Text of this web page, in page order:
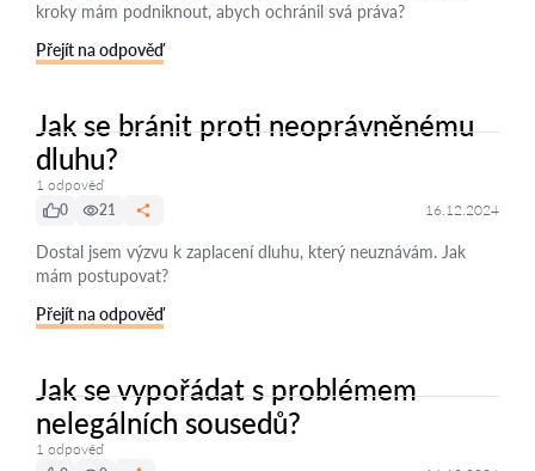
kroky mám podniknout, abych ochránil svá práva?
Přejít na odpověď
Jak se bránit proti neoprávněnému
dluhu?
1 odpověď
0
21 16.12.2024
Dostal jsem výzvu k zaplacení dluhu, který neuznávám. Jak
mám postupovat?
Přejít na odpověď
Jak se vypořádat s problémem
nelegálních sousedů?
1 odpověď